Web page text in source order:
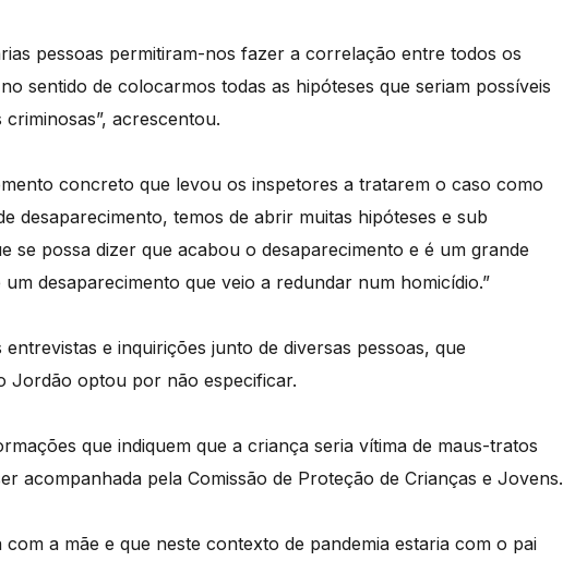
pessoas permitiram-nos fazer a correlação entre todos os
sentido de colocarmos todas as hipóteses que seriam possíveis
acrescentou.
concreto que levou os inspetores a tratarem o caso como
desaparecimento, temos de abrir muitas hipóteses e sub
se possa dizer que acabou o desaparecimento e é um grande
desaparecimento que veio a redundar num homicídio.”
e inquirições junto de diversas pessoas, que
Jordão optou por não especificar.
que indiquem que a criança seria vítima de maus-tratos
acompanhada pela Comissão de Proteção de Crianças e Jovens.
a mãe e que neste contexto de pandemia estaria com o pai